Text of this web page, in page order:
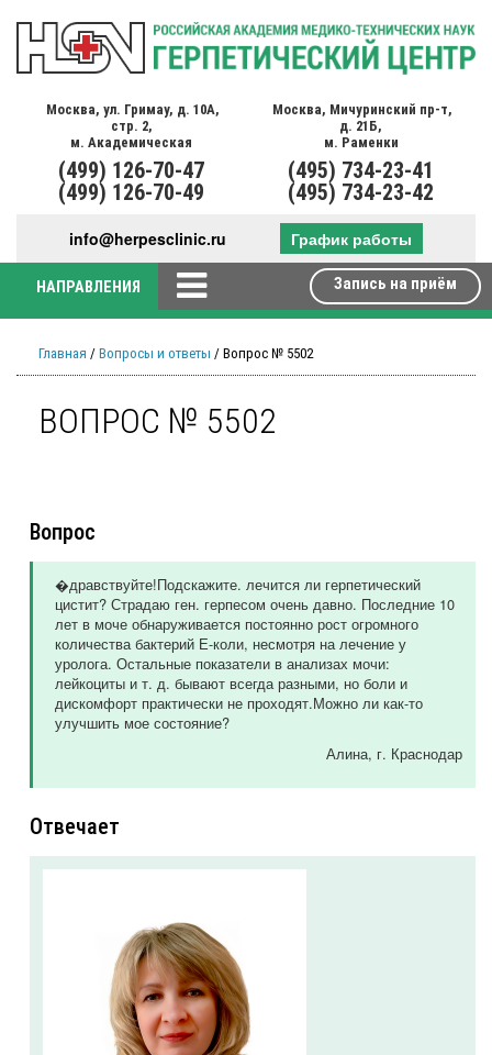
Москва, ул. Гримау, д. 10А,
стр. 2,
м. Академическая
(499) 126-70-47
(499) 126-70-49
Москва, Мичуринский пр-т,
д. 21Б,
м. Раменки
(495) 734-23-41
(495) 734-23-42
info@herpesclinic.ru График работы
НАПРАВЛЕНИЯ Запись на приём
Главная / Вопросы и ответы / Вопрос № 5502
ВОПРОС № 5502
Вопрос
�дравствуйте!Подскажите. лечится ли герпетический
цистит? Страдаю ген. герпесом очень давно. Последние 10
лет в моче обнаруживается постоянно рост огромного
количества бактерий Е-коли, несмотря на лечение у
уролога. Остальные показатели в анализах мочи:
лейкоциты и т. д. бывают всегда разными, но боли и
дискомфорт практически не проходят.Можно ли как-то
улучшить мое состояние?
Алина, г. Краснодар
Отвечает